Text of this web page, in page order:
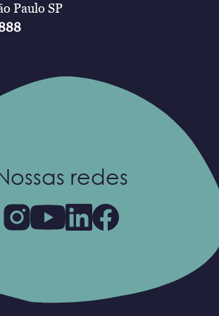
Paulo SP
redes